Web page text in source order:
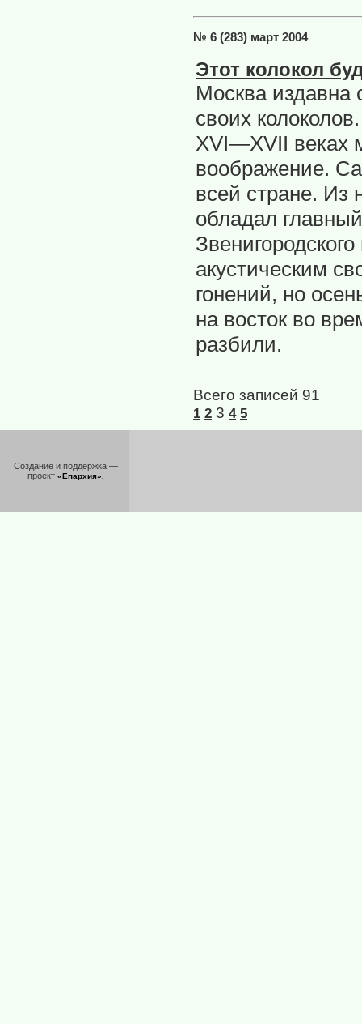
№ 6 (283) март 2004
Этот колокол
Москва издавна
своих
XVI—XVII веках
воображение.
всей стране. Из
обладал
акустическим
гонений, но
на восток во
разбили.
Всего записей 91
1 2 3 4 5
Создание и поддержка —
проект «Епархия».